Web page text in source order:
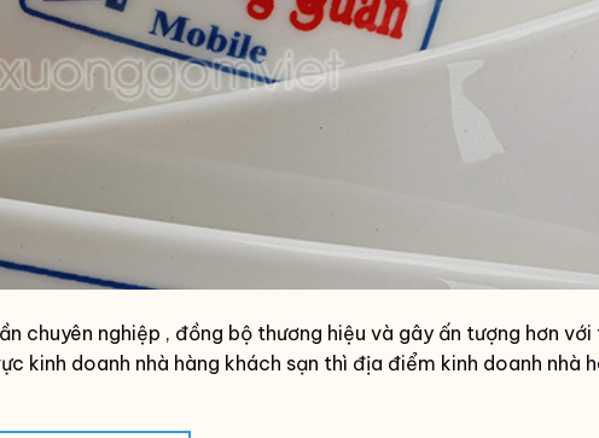
chuyên nghiệp , đồng bộ thương hiệu và gây ấn tượng hơn với
kinh doanh nhà hàng khách sạn thì địa điểm kinh doanh nhà